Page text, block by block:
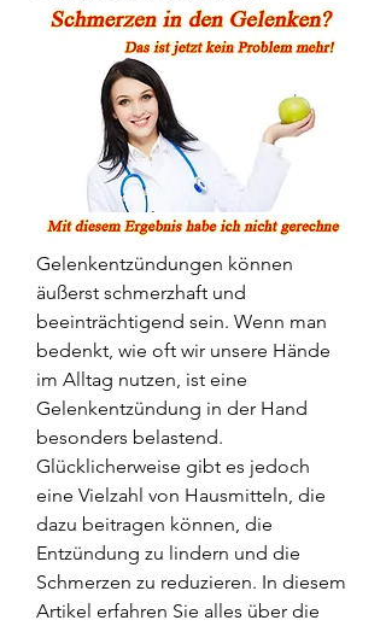
Gelenkentzündungen können
äußerst schmerzhaft und
beeinträchtigend sein. Wenn man
bedenkt, wie oft wir unsere Hände
im Alltag nutzen, ist eine
Gelenkentzündung in der Hand
besonders belastend.
Glücklicherweise gibt es jedoch
eine Vielzahl von Hausmitteln, die
dazu beitragen können, die
Entzündung zu lindern und die
Schmerzen zu reduzieren. In diesem
Artikel erfahren Sie alles über die